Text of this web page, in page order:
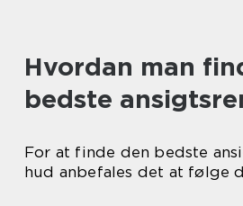
Hvordan man
bedste
For at finde den bedste
hud anbefales det at følge